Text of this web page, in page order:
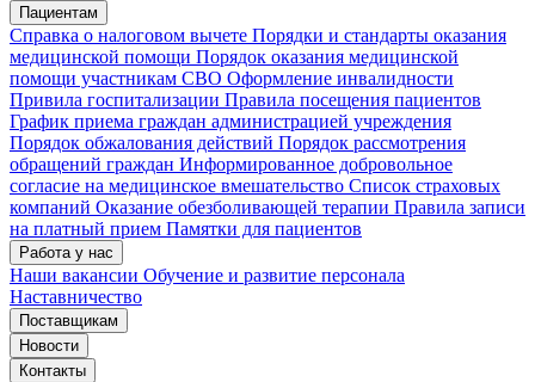
Пациентам
Справка о налоговом вычете Порядки и стандарты оказания
медицинской помощи Порядок оказания медицинской
помощи участникам СВО Оформление инвалидности
Привила госпитализации Правила посещения пациентов
График приема граждан администрацией учреждения
Порядок обжалования действий Порядок рассмотрения
обращений граждан Информированное добровольное
согласие на медицинское вмешательство Список страховых
компаний Оказание обезболивающей терапии Правила записи
на платный прием Памятки для пациентов
Работа у нас
Наши вакансии Обучение и развитие персонала
Наставничество
Поставщикам
Новости
Контакты